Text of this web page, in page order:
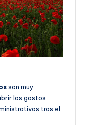
son muy
los gastos
tras el